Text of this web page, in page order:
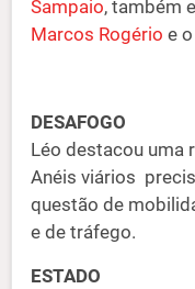
Sampaio, também
Marcos Rogério e
DESAFOGO
Léo destacou uma
Anéis viários
questão de
e de tráfego.
ESTADO